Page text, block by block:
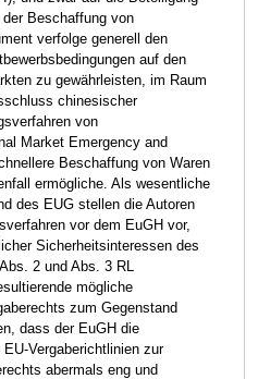
Beschaffung von
verfolge generell den
auf den
zu gewährleisten, im Raum
chinesischer
von
Market Emergency and
Beschaffung von Waren
ermögliche. Als wesentliche
des EUG stellen die Autoren
vor dem EuGH vor,
Sicherheitsinteressen des
2 und Abs. 3 RL
mögliche
zum Gegenstand
dass der EuGH die
Vergaberichtlinien zur
abermals eng und